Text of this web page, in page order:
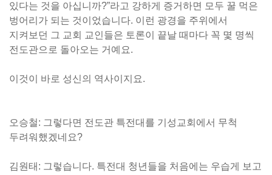
있다는 것을 아십니까?”라고 강하게 증거하면 모두 꿀 먹은
벙어리가 되는 것이었습니다. 이런 광경을 주위에서
지켜보던 그 교회 교인들은 토론이 끝날 때마다 꼭 몇 명씩
전도관으로 돌아오는 거예요.
이것이 바로 성신의 역사이지요.
오승철: 그렇다면 전도관 특전대를 기성교회에서 무척
두려워했겠네요?
김원태: 그렇습니다. 특전대 청년들을 처음에는 우습게 보고